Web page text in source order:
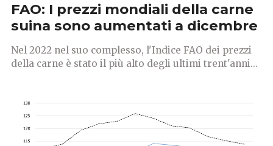
FAO: I prezzi mondiali della carne
suina sono aumentati a dicembre
Nel 2022 nel suo complesso, l'Indice FAO dei prezzi
della carne è stato il più alto degli ultimi trent'anni...